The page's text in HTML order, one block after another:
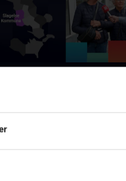
til de små byer?